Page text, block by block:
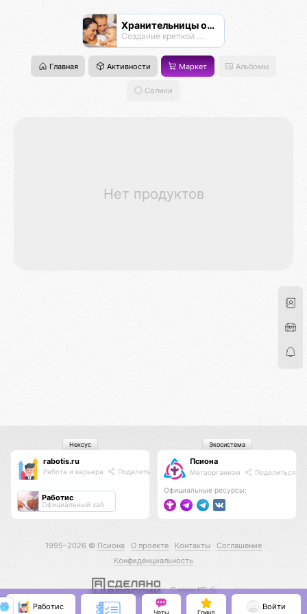
Хранительницы очага
Создание крепкой семьи
Главная Активности Маркет Альбомы
Солики
Нет продуктов
rabotis.ru
Работа и карьера Поделиться
Работис
Официальный хаб
Нексус
Псиона
Метаорганизм Поделиться
Официальные ресурсы:
Экосистема
1995–2026 © Псиона О проекте Контакты
Соглашение
Конфиденциальность
С нами КО 🕉️
Работис
Чаты Гринд
Войти